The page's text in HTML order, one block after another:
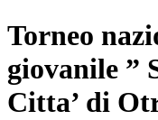
Torneo
giovanile ”
Citta’ di